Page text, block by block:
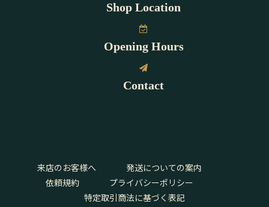
Shop Location
Opening Hours
Contact
来店のお客様へ
発送についての案内
依頼規約
プライバシーポリシー
特定取引商法に基づく表記